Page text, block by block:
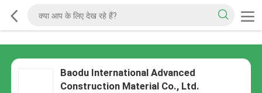
Baodu International Advanced
Construction Material Co., Ltd.